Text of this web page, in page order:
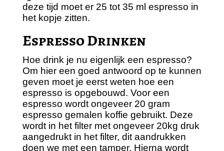
deze tijd moet er 25 tot 35 ml espresso in
het kopje zitten.
Espresso Drinken
Hoe drink je nu eigenlijk een espresso?
Om hier een goed antwoord op te kunnen
geven moet je eerst weten hoe een
espresso is opgebouwd. Voor een
espresso wordt ongeveer 20 gram
espresso gemalen koffie gebruikt. Deze
wordt in het filter met ongeveer 20kg druk
aangedrukt in het filter, dit aandrukken
doen we met een tamper. Hierna wordt